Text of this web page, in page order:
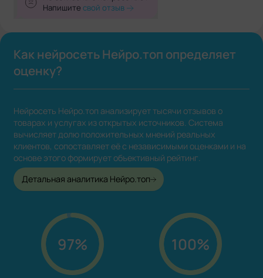
Напишитесвой отзыв
Как нейросеть Нейро.топ определяет
оценку?
Нейросеть Нейро.топ анализирует тысячи отзывов о
товарах и услугах из открытых источников. Система
вычисляет долю положительных мнений реальных
клиентов, сопоставляет её с независимыми оценками и на
основе этого формирует объективный рейтинг.
Детальная аналитика Нейро.топ
97% 100%